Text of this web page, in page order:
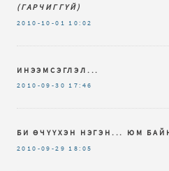
(ГАРЧИГГҮЙ)
2010-10-01 10:02
ИНЭЭМСЭГЛЭЛ...
2010-09-30 17:46
БИ ӨЧҮҮХЭН НЭГЭН... ЮМ
2010-09-29 18:05